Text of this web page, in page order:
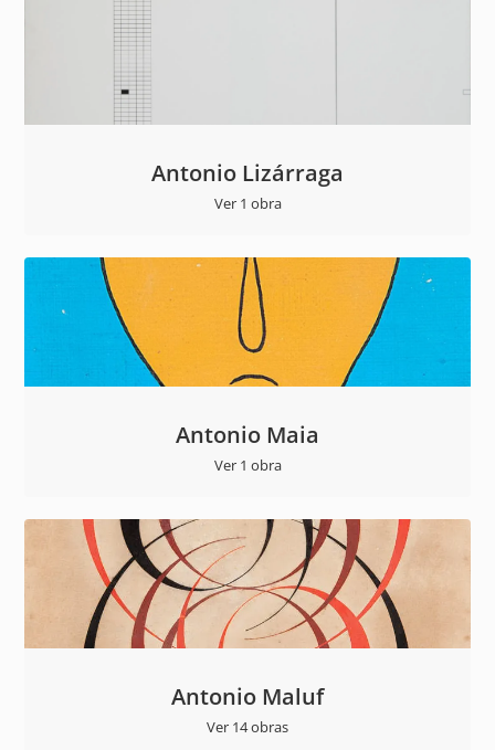
Antonio Lizárraga
Ver 1 obra
Antonio Maia
Ver 1 obra
Antonio Maluf
Ver 14 obras